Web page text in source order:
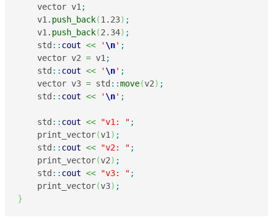
    vector v1
;
    v1.
push_back(1.23) ;
    v1.
push_back(2.34) ;
    std
:: cout << ' \n' ;
    vector v2
= v1;
    std
:: cout << ' \n' ;
    vector v3
= std ::move(v2) ;
    std
:: cout << ' \n' ;
    std
:: cout << "v1: " ;
    print_vector
(v1) ;
    std
:: cout << "v2: " ;
    print_vector
(v2) ;
    std
:: cout << "v3: " ;
    print_vector
(v3) ;
}